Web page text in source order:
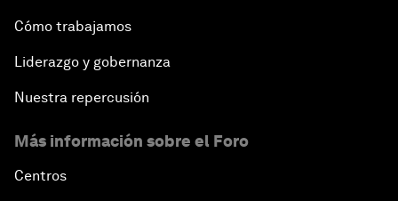
Cómo trabajamos
Liderazgo y gobernanza
Nuestra repercusión
Más información sobre el Foro
Centros